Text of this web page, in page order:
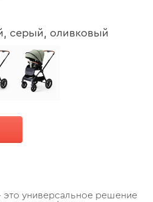
серый, оливковый
это универсальное решение